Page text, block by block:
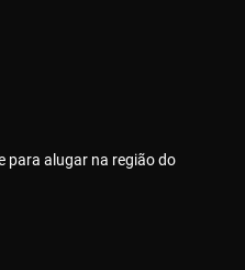
para alugar na região do